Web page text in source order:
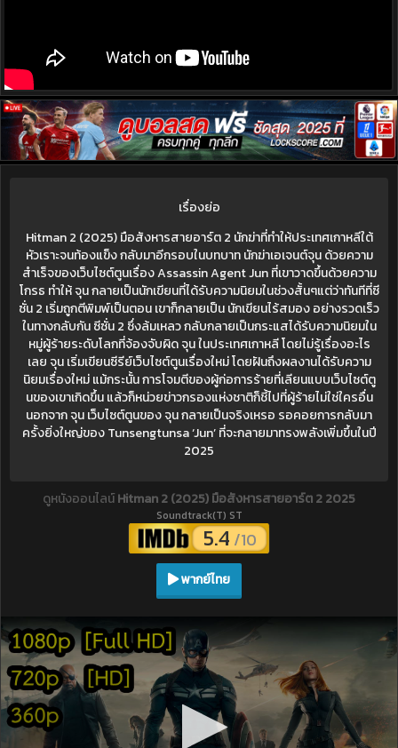
เรื่องย่อ
Hitman 2 (2025) มือสังหารสายอาร์ต 2 นักฆ่าที่ทำให้ประเทศเกาหลีใต้
หัวเราะจนท้องแข็ง กลับมาอีกรอบในบทบาท นักฆ่าเอเจนต์จุน ด้วยความ
สำเร็จของเว็บไซต์ตูนเรื่อง Assassin Agent Jun ที่เขาวาดขึ้นด้วยความ
โกรธ ทำให้ จุน กลายเป็นนักเขียนที่ได้รับความนิยมในช่วงสั้นๆแต่ว่าทันทีที่ซี
ซั่น 2 เริ่มถูกตีพิมพ์เป็นตอน เขาก็กลายเป็น นักเขียนไร้สมอง อย่างรวดเร็ว
ในทางกลับกัน ซีซั่น 2 ซึ่งล้มเหลว กลับกลายเป็นกระแสได้รับความนิยมใน
หมู่ผู้ร้ายระดับโลกที่จ้องจับผิด จุน ในประเทศเกาหลี โดยไม่รู้เรื่องอะไร
เลย จุน เริ่มเขียนซีรีย์เว็บไซต์ตูนเรื่องใหม่ โดยฝันถึงผลงานได้รับความ
นิยมเรื่องใหม่ แม้กระนั้น การโจมตีของผู้ก่อการร้ายที่เลียนแบบเว็บไซต์ตู
นของเขาเกิดขึ้น แล้วก็หน่วยข่าวกรองแห่งชาติก็ชี้ไปที่ผู้ร้ายไม่ใช่ใครอื่น
นอกจาก จุน เว็บไซต์ตูนของ จุน กลายเป็นจริงเหรอ รอคอยการกลับมา
ครั้งยิ่งใหญ่ของ Tunsengtunsa ‘Jun’ ที่จะกลายมาทรงพลังเพิ่มขึ้นในปี
2025
ดูหนังออนไลน์Hitman 2 (2025) มือสังหารสายอาร์ต 2 2025
Soundtrack(T) ST
5.4 /10
พากย์ไทย